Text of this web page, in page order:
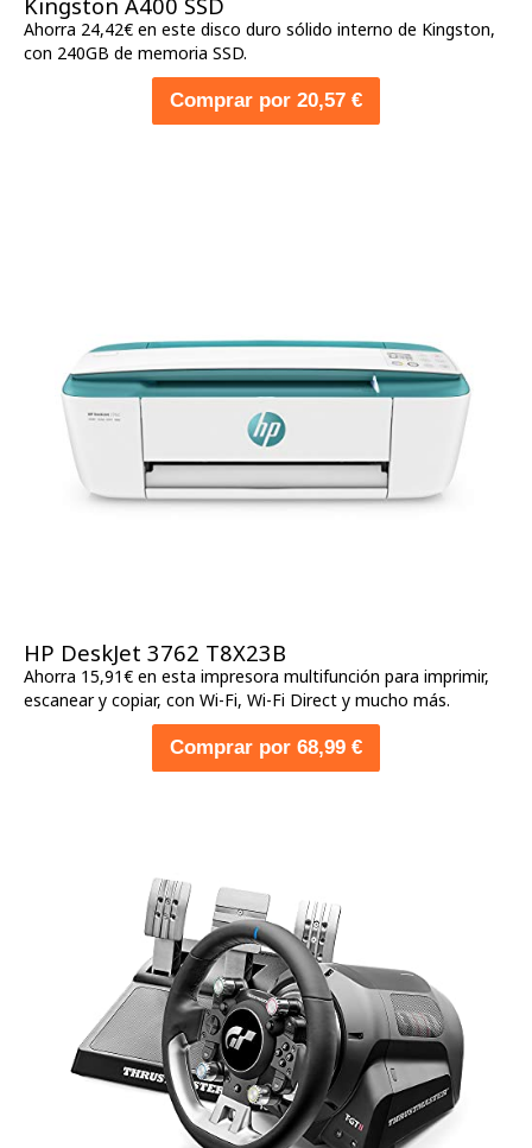
Ahorra 24,42€ en este disco duro sólido interno de Kingston,
con 240GB de memoria SSD.
Comprar por 20,57 €
HP DeskJet 3762 T8X23B
Ahorra 15,91€ en esta impresora multifunción para imprimir,
escanear y copiar, con Wi-Fi, Wi-Fi Direct y mucho más.
Comprar por 68,99 €